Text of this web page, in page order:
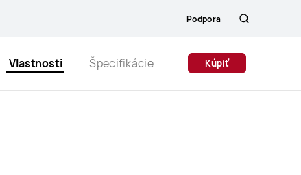
Podpora
Vlastnosti Špecifikácie Kúpiť